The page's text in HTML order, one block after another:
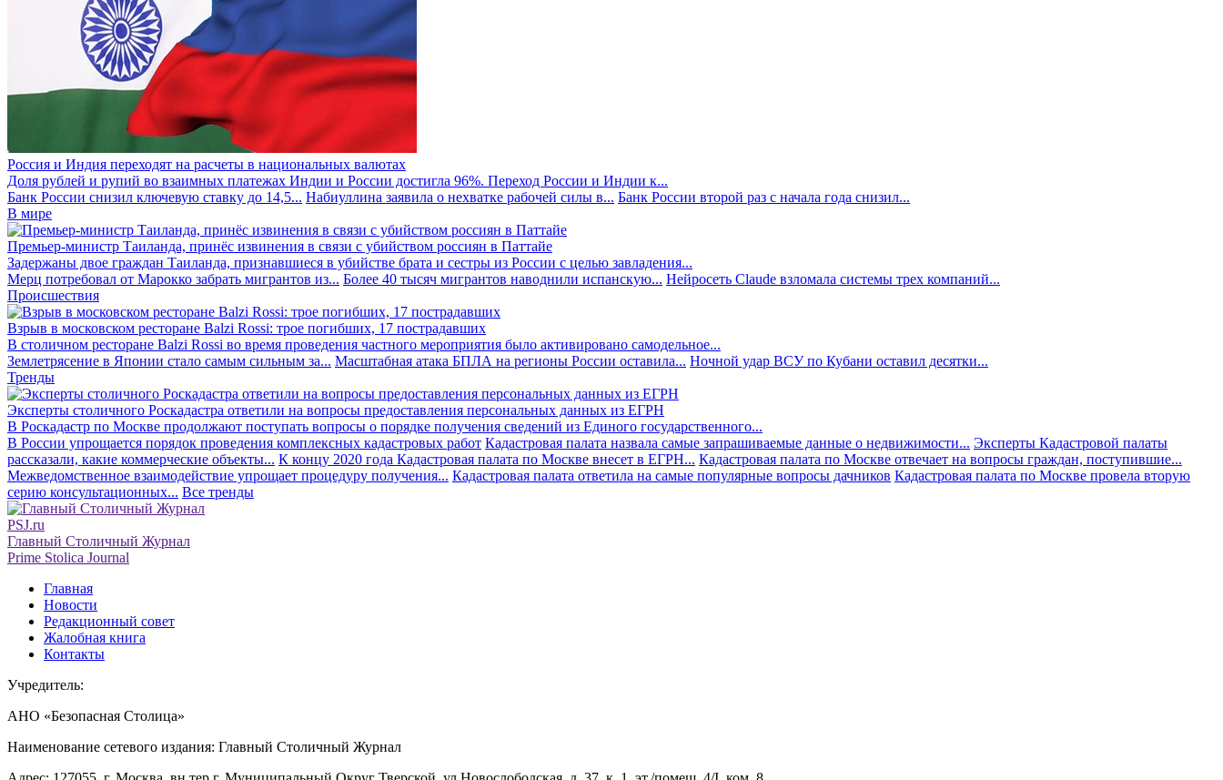
Россия и Индия переходят на расчеты в национальных валютах
Доля рублей и рупий во взаимных платежах Индии и России достигла 96%. Переход России и Индии к...
Банк России снизил ключевую ставку до 14,5... Набиуллина заявила о нехватке рабочей силы в... Банк России второй раз с начала года снизил...
В мире
Премьер-министр Таиланда, принёс извинения в связи с убийством россиян в Паттайе
Задержаны двое граждан Таиланда, признавшиеся в убийстве брата и сестры из России с целью завладения...
Мерц потребовал от Марокко забрать мигрантов из... Более 40 тысяч мигрантов наводнили испанскую... Нейросеть Claude взломала системы трех компаний...
Происшествия
Взрыв в московском ресторане Balzi Rossi: трое погибших, 17 пострадавших
В столичном ресторане Balzi Rossi во время проведения частного мероприятия было активировано самодельное...
Землетрясение в Японии стало самым сильным за... Масштабная атака БПЛА на регионы России оставила... Ночной удар ВСУ по Кубани оставил десятки...
Тренды
Эксперты столичного Роскадастра ответили на вопросы предоставления персональных данных из ЕГРН
В Роскадастр по Москве продолжают поступать вопросы о порядке получения сведений из Единого государственного...
В России упрощается порядок проведения комплексных кадастровых работ Кадастровая палата назвала самые запрашиваемые данные о недвижимости... Эксперты Кадастровой палаты
рассказали, какие коммерческие объекты... К концу 2020 года Кадастровая палата по Москве внесет в ЕГРН... Кадастровая палата по Москве отвечает на вопросы граждан, поступившие...
Межведомственное взаимодействие упрощает процедуру получения... Кадастровая палата ответила на самые популярные вопросы дачников Кадастровая палата по Москве провела вторую
серию консультационных... Все тренды
PSJ.ru
Главный Столичный Журнал
Prime Stolica Journal
Главная
Новости
Редакционный совет
Жалобная книга
Контакты
Учредитель:
АНО «Безопасная Столица»
Наименование сетевого издания: Главный Столичный Журнал